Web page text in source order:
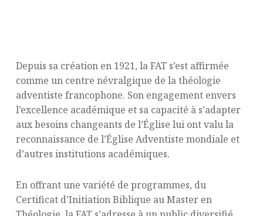
Depuis sa création en 1921, la FAT s’est affirmée
comme un centre névralgique de la théologie
adventiste francophone. Son engagement envers
l’excellence académique et sa capacité à s’adapter
aux besoins changeants de l’Église lui ont valu la
reconnaissance de l’Église Adventiste mondiale et
d’autres institutions académiques.
En offrant une variété de programmes, du
Certificat d’Initiation Biblique au Master en